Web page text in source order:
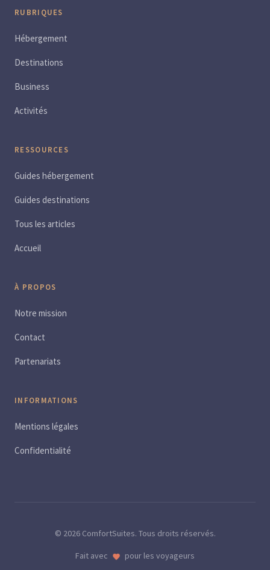
RUBRIQUES
Hébergement
Destinations
Business
Activités
RESSOURCES
Guides hébergement
Guides destinations
Tous les articles
Accueil
À PROPOS
Notre mission
Contact
Partenariats
INFORMATIONS
Mentions légales
Confidentialité
© 2026 ComfortSuites. Tous droits réservés.
Fait avec pour les voyageurs